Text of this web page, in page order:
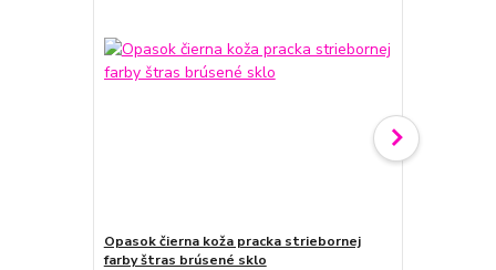
Opasok čierna koža pracka striebornej
farby štras brúsené sklo